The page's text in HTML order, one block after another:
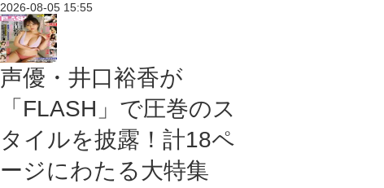
2026-08-05 15:55
声優・井口裕香が
「FLASH」で圧巻のス
タイルを披露！計18ペ
ージにわたる大特集